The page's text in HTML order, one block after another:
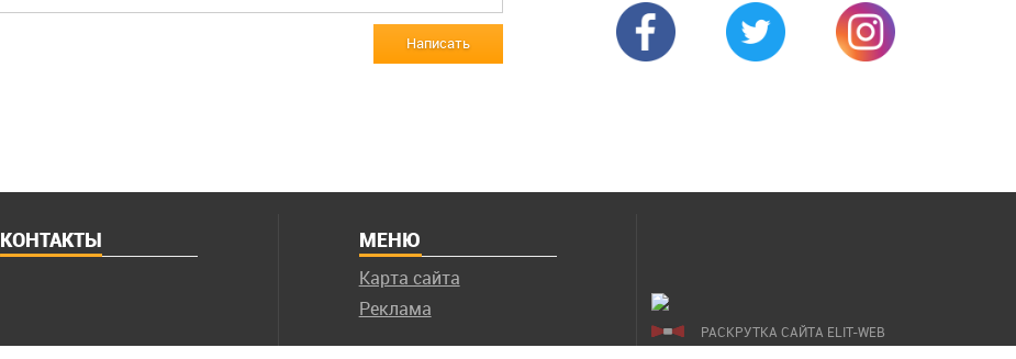
Написать
КОНТАКТЫ МЕНЮ
Карта сайта
Реклама
РАСКРУТКА САЙТА ELIT-WEB